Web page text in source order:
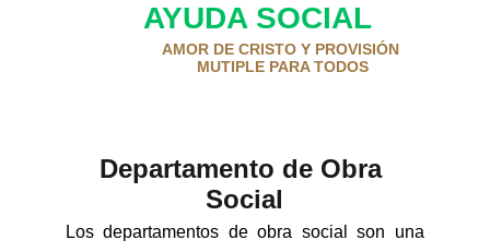
AYUDA SOCIAL
AMOR DE CRISTO Y PROVISIÓN
MUTIPLE PARA TODOS
Los departamentos de obra social son una
Departamento de Obra
Social